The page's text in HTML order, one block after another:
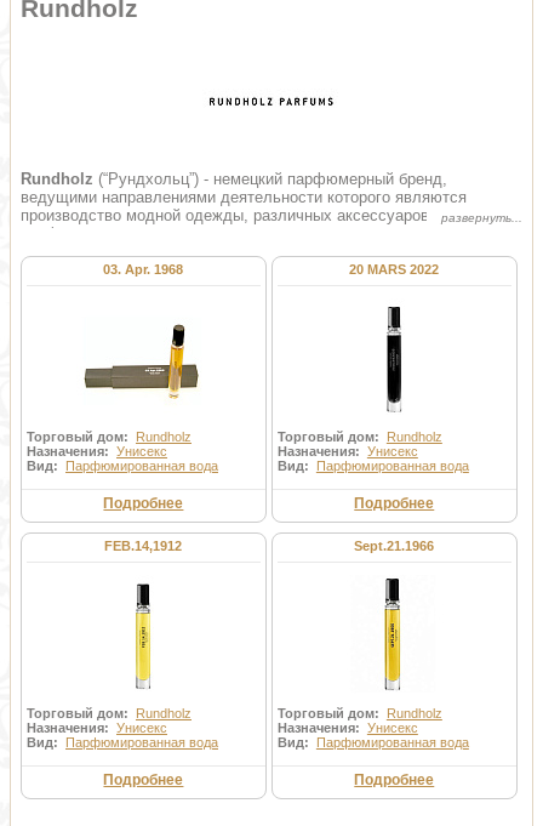
Rundholz
Rundholz (“Рундхольц”) - немецкий парфюмерный бренд,
ведущими направлениями деятельности которого являются
производство модной одежды, различных аксессуаров и
парфюмерии класса «люкс».
03. Apr. 1968
Торговый дом: Rundholz
Назначения: Унисекс
Вид: Парфюмированная вода
Подробнее
20 MARS 2022
Торговый дом: Rundholz
Назначения: Унисекс
Вид: Парфюмированная вода
Подробнее
FEB.14,1912
Торговый дом: Rundholz
Назначения: Унисекс
Вид: Парфюмированная вода
Подробнее
Sept.21.1966
Торговый дом: Rundholz
Назначения: Унисекс
Вид: Парфюмированная вода
Подробнее